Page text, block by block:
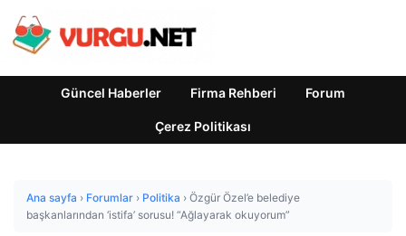
Güncel Haberler Firma Rehberi Forum
Çerez Politikası
Ana sayfa › Forumlar › Politika › Özgür Özel’e belediye
başkanlarından ‘istifa’ sorusu! “Ağlayarak okuyorum”